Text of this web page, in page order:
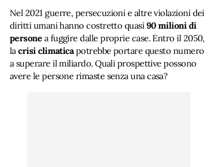
Nel 2021 guerre, persecuzioni e altre violazioni dei
diritti umani hanno costretto quasi90 milioni di
persone a fuggire dalle proprie case. Entro il 2050,
lacrisi climaticapotrebbe portare questo numero
a superare il miliardo. Quali prospettive possono
avere le persone rimaste senza una casa?